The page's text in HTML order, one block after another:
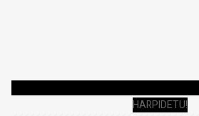
HARPIDETU!